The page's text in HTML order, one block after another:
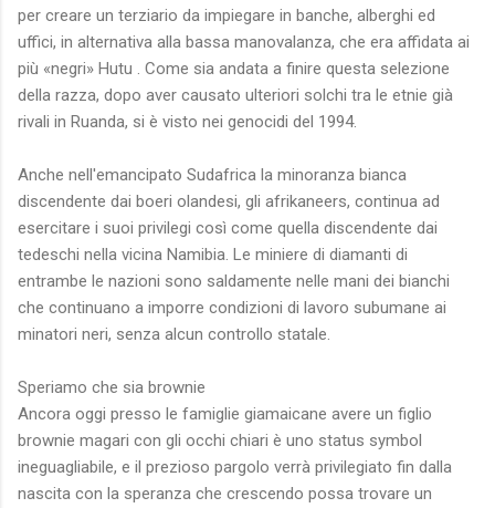
per creare un terziario da impiegare in banche, alberghi ed
uffici, in alternativa alla bassa manovalanza, che era affidata ai
più «negri» Hutu . Come sia andata a finire questa selezione
della razza, dopo aver causato ulteriori solchi tra le etnie già
rivali in Ruanda, si è visto nei genocidi del 1994.
Anche nell'emancipato Sudafrica la minoranza bianca
discendente dai boeri olandesi, gli afrikaneers, continua ad
esercitare i suoi privilegi così come quella discendente dai
tedeschi nella vicina Namibia. Le miniere di diamanti di
entrambe le nazioni sono saldamente nelle mani dei bianchi
che continuano a imporre condizioni di lavoro subumane ai
minatori neri, senza alcun controllo statale.
Speriamo che sia brownie
Ancora oggi presso le famiglie giamaicane avere un figlio
brownie magari con gli occhi chiari è uno status symbol
ineguagliabile, e il prezioso pargolo verrà privilegiato fin dalla
nascita con la speranza che crescendo possa trovare un